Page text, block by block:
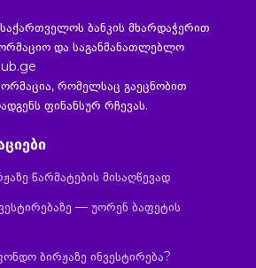
ბანკის მხარდაჭერით
და საგანმანათლებლო
რომელსაც გაეცნობით
ფინანსურ რჩევას.
წარმატების მისაღწევად
— უორენ ბაფეტის
ბირჟაზე ინვესტირება?